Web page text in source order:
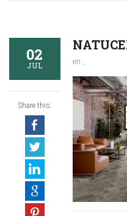
02
JUL
Share this:
en ,